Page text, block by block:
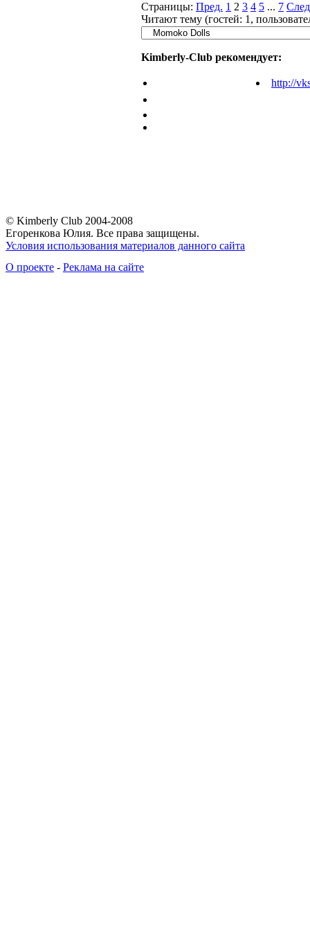
Страницы: Пред. 1 2 3 4 5 ... 7
Читают тему (гостей: 1 ,
Kimberly-Club рекомендует:
http://
© Kimberly Club 2004-2008
Егоренкова Юлия. Все права защищены.
Условия использования материалов данного сайта
О проекте - Реклама на сайте